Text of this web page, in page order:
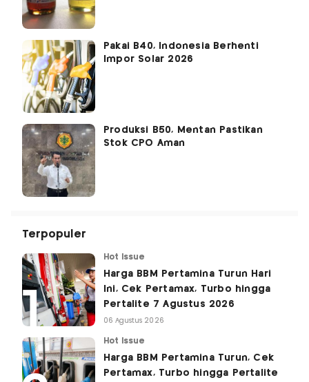
Pakai B40, Indonesia Berhenti
Impor Solar 2026
Produksi B50, Mentan Pastikan
Stok CPO Aman
Terpopuler
Hot Issue
Harga BBM Pertamina Turun Hari
Ini, Cek Pertamax, Turbo hingga
Pertalite 7 Agustus 2026
06 Agustus 2026
Hot Issue
Harga BBM Pertamina Turun, Cek
Pertamax, Turbo hingga Pertalite